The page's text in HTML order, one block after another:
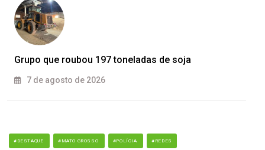
Grupo que roubou 197 toneladas de soja
7 de agosto de 2026
#DESTAQUE #MATO GROSSO #POLÍCIA #REDES